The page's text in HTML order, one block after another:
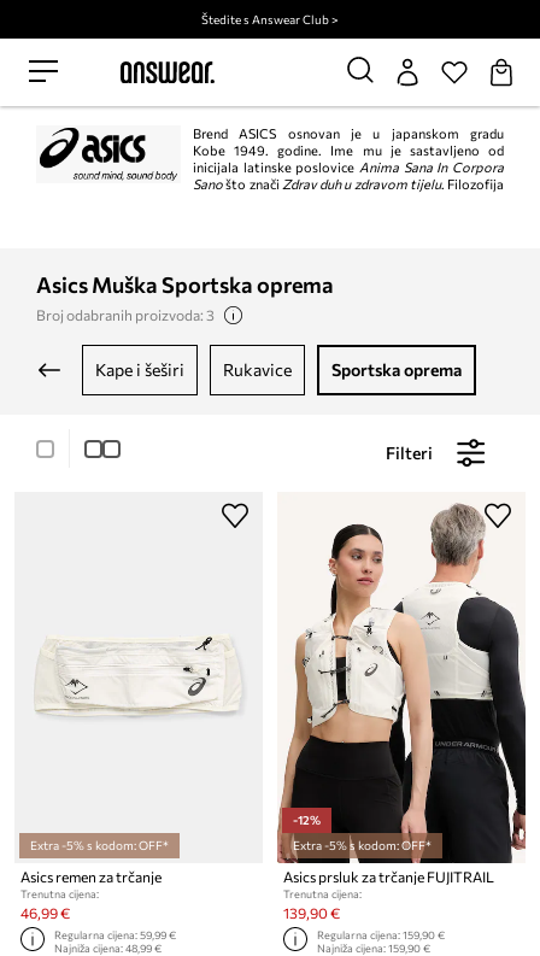
Štedite s Answear Club >
Brend ASICS osnovan je u japanskom gradu
Kobe 1949. godine. Ime mu je sastavljeno od
inicijala latinske poslovice Anima Sana In Corpora
Sanošto znači Zdrav duh u zdravom tijelu. Filozofija
Asics Muška Sportska oprema
Broj odabranih proizvoda: 3
kape i šeširi rukavice sportska oprema
Filteri
Extra -5% s kodom: OFF*
Asics remen za trčanje
Trenutna cijena:
46,99 €
Regularna cijena:59,99 €
Najniža cijena:48,99 €
-12%
Extra -5% s kodom: OFF*
Asics prsluk za trčanje FUJITRAIL
Trenutna cijena:
139,90 €
Regularna cijena:159,90 €
Najniža cijena:159,90 €